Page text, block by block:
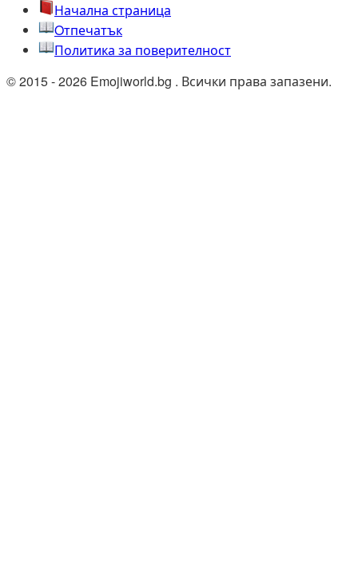
Начална страница
Oтпечатък
Политика за поверителност
© 2015 - 2026 Emojiworld.bg . Всички права запазени.